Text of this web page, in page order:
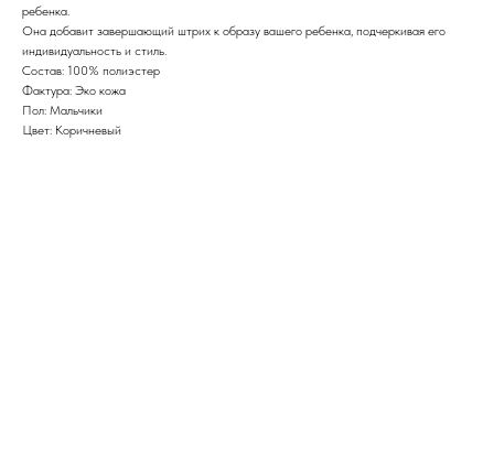
ребенка.
Она добавит завершающий штрих к образу вашего ребенка, подчеркивая его
индивидуальность и стиль.
Состав: 100% полиэстер
Фактура: Эко кожа
Пол: Мальчики
Цвет: Коричневый